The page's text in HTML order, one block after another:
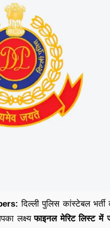
दिल्ली पुलिस कांस्टेबल भर्ती
लक्ष्यफाइनल मेरिट लिस्ट में